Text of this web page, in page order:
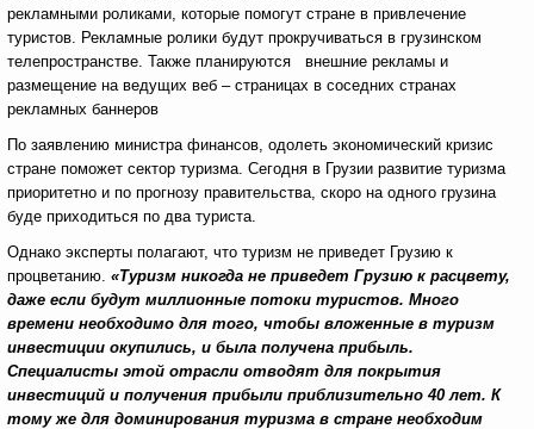
рекламными роликами, которые помогут стране в привлечение
туристов. Рекламные ролики будут прокручиваться в грузинском
телепространстве. Также планируются внешние рекламы и
размещение на ведущих веб – страницах в соседних странах
рекламных баннеров
По заявлению министра финансов, одолеть экономический кризис
стране поможет сектор туризма. Сегодня в Грузии развитие туризма
приоритетно и по прогнозу правительства, скоро на одного грузина
буде приходиться по два туриста.
Однако эксперты полагают, что туризм не приведет Грузию к
процветанию. «Туризм никогда не приведет Грузию к расцвету,
даже если будут миллионные потоки туристов. Много
времени необходимо для того, чтобы вложенные в туризм
инвестиции окупились, и была получена прибыль.
Специалисты этой отрасли отводят для покрытия
инвестиций и получения прибыли приблизительно 40 лет. К
тому же для доминирования туризма в стране необходим